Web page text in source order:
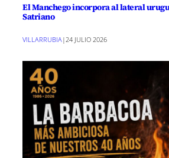
El Manchego incorpora al lateral
Satriano
VILLARRUBIA | 24 JULIO 2026